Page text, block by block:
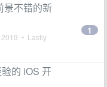
景不错的新
• Lastly
1
的 iOS 开